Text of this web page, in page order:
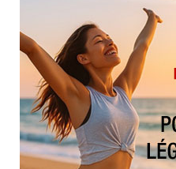
‹ Préc. 1 2 3 4 5
Régime Bab!!!
publié le 07/11/2007 à 18:31